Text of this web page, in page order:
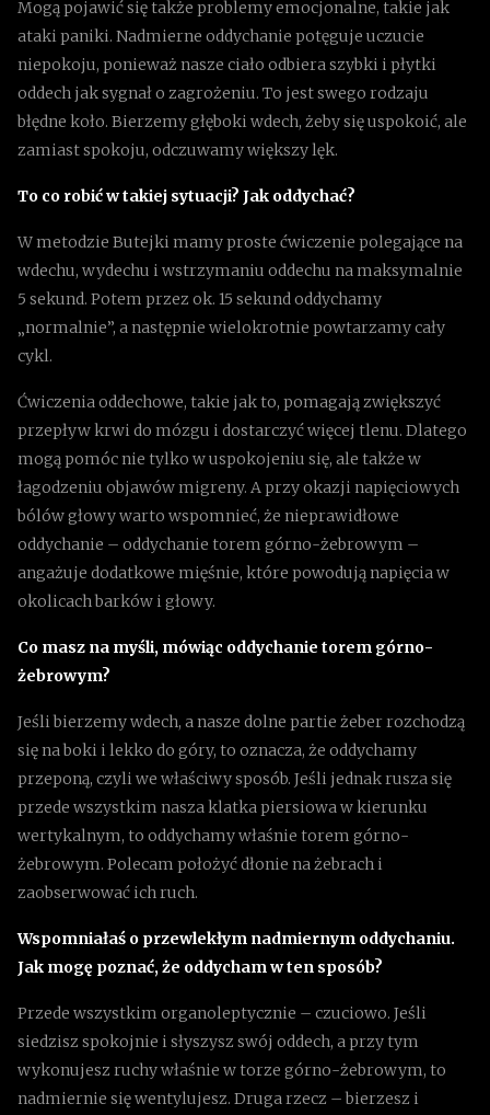
Mogą pojawić się także problemy emocjonalne, takie jak
ataki paniki. Nadmierne oddychanie potęguje uczucie
niepokoju, ponieważ nasze ciało odbiera szybki i płytki
oddech jak sygnał o zagrożeniu. To jest swego rodzaju
błędne koło. Bierzemy głęboki wdech, żeby się uspokoić, ale
zamiast spokoju, odczuwamy większy lęk.
To co robić w takiej sytuacji? Jak oddychać?
W metodzie Butejki mamy proste ćwiczenie polegające na
wdechu, wydechu i wstrzymaniu oddechu na maksymalnie
5 sekund. Potem przez ok. 15 sekund oddychamy
„normalnie”, a następnie wielokrotnie powtarzamy cały
cykl.
Ćwiczenia oddechowe, takie jak to, pomagają zwiększyć
przepływ krwi do mózgu i dostarczyć więcej tlenu. Dlatego
mogą pomóc nie tylko w uspokojeniu się, ale także w
łagodzeniu objawów migreny. A przy okazji napięciowych
bólów głowy warto wspomnieć, że nieprawidłowe
oddychanie – oddychanie torem górno-żebrowym –
angażuje dodatkowe mięśnie, które powodują napięcia w
okolicach barków i głowy.
Co masz na myśli, mówiąc oddychanie torem górno-
żebrowym?
Jeśli bierzemy wdech, a nasze dolne partie żeber rozchodzą
się na boki i lekko do góry, to oznacza, że oddychamy
przeponą, czyli we właściwy sposób. Jeśli jednak rusza się
przede wszystkim nasza klatka piersiowa w kierunku
wertykalnym, to oddychamy właśnie torem górno-
żebrowym. Polecam położyć dłonie na żebrach i
zaobserwować ich ruch.
Wspomniałaś o przewlekłym nadmiernym oddychaniu.
Jak mogę poznać, że oddycham w ten sposób?
Przede wszystkim organoleptycznie – czuciowo. Jeśli
siedzisz spokojnie i słyszysz swój oddech, a przy tym
wykonujesz ruchy właśnie w torze górno-żebrowym, to
nadmiernie się wentylujesz. Druga rzecz – bierzesz i